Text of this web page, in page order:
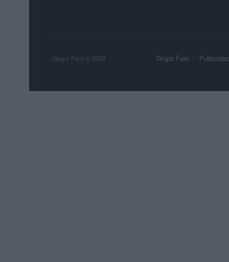
Grupo Faro Publicidad
Grupo Faro © 2023